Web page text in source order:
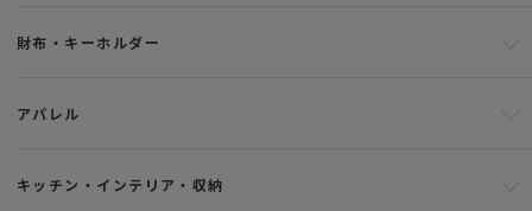
財布・キーホルダー
アパレル
キッチン・インテリア・収納